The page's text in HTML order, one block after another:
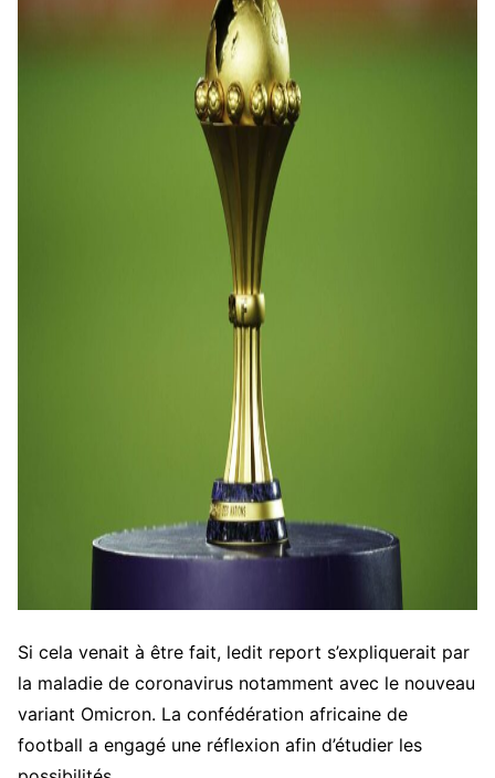
Si cela venait à être fait, ledit report s’expliquerait par
la maladie de coronavirus notamment avec le nouveau
variant Omicron. La confédération africaine de
football a engagé une réflexion afin d’étudier les